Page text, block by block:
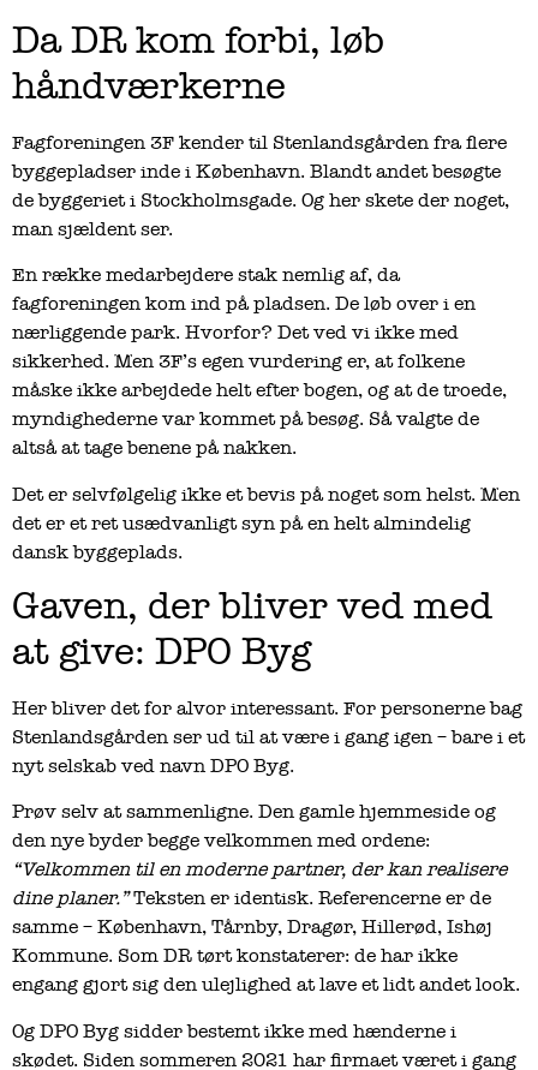
Da DR kom forbi, løb
håndværkerne
Fagforeningen 3F kender til Stenlandsgården fra flere
byggepladser inde i København. Blandt andet besøgte
de byggeriet i Stockholmsgade. Og her skete der noget,
man sjældent ser.
En række medarbejdere stak nemlig af, da
fagforeningen kom ind på pladsen. De løb over i en
nærliggende park. Hvorfor? Det ved vi ikke med
sikkerhed. Men 3F’s egen vurdering er, at folkene
måske ikke arbejdede helt efter bogen, og at de troede,
myndighederne var kommet på besøg. Så valgte de
altså at tage benene på nakken.
Det er selvfølgelig ikke et bevis på noget som helst. Men
det er et ret usædvanligt syn på en helt almindelig
dansk byggeplads.
Gaven, der bliver ved med
at give: DPO Byg
Her bliver det for alvor interessant. For personerne bag
Stenlandsgården ser ud til at være i gang igen – bare i et
nyt selskab ved navn DPO Byg.
Prøv selv at sammenligne. Den gamle hjemmeside og
den nye byder begge velkommen med ordene:
“Velkommen til en moderne partner, der kan realisere
dine planer.”Teksten er identisk. Referencerne er de
samme – København, Tårnby, Dragør, Hillerød, Ishøj
Kommune. Som DR tørt konstaterer: de har ikke
engang gjort sig den ulejlighed at lave et lidt andet look.
Og DPO Byg sidder bestemt ikke med hænderne i
skødet. Siden sommeren 2021 har firmaet været i gang